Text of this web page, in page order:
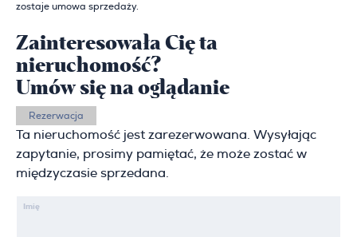
zostaje umowa sprzedaży.
Zainteresowała Cię ta
nieruchomość?
Umów się na oglądanie
Rezerwacja
Ta nieruchomość jest zarezerwowana. Wysyłając
zapytanie, prosimy pamiętać, że może zostać w
międzyczasie sprzedana.
Imię